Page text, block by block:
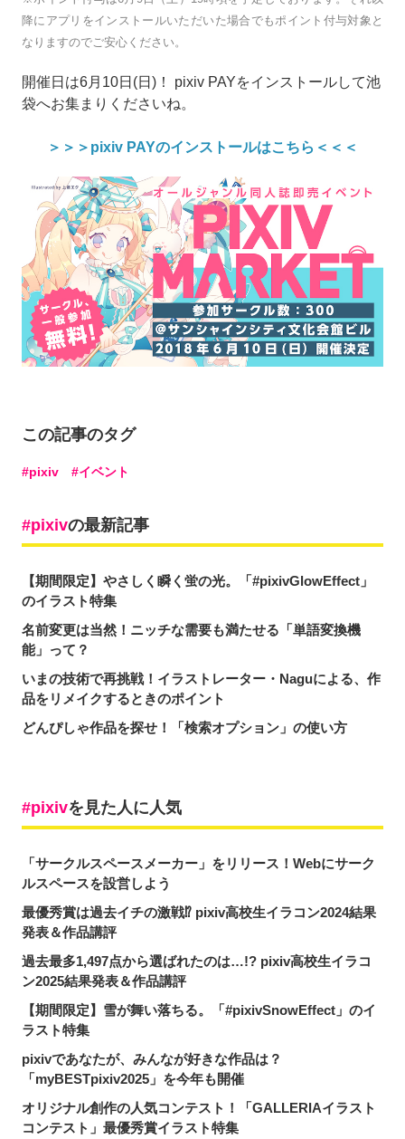
降にアプリをインストールいただいた場合でもポイント付与対象と
なりますのでご安心ください。
開催日は6月10日(日)！ pixiv PAYをインストールして池
袋へお集まりくださいね。
＞＞＞pixiv PAYのインストールはこちら＜＜＜
この記事のタグ
pixiv イベント
pixivの最新記事
【期間限定】やさしく瞬く蛍の光。「#pixivGlowEffect」
のイラスト特集
名前変更は当然！ニッチな需要も満たせる「単語変換機
能」って？
いまの技術で再挑戦！イラストレーター・Naguによる、作
品をリメイクするときのポイント
どんぴしゃ作品を探せ！「検索オプション」の使い方
pixivを見た人に人気
「サークルスペースメーカー」をリリース！Webにサーク
ルスペースを設営しよう
最優秀賞は過去イチの激戦⁉ pixiv高校生イラコン2024結果
発表＆作品講評
過去最多1,497点から選ばれたのは…!? pixiv高校生イラコ
ン2025結果発表＆作品講評
【期間限定】雪が舞い落ちる。「#pixivSnowEffect」のイ
ラスト特集
pixivであなたが、みんなが好きな作品は？
「myBESTpixiv2025」を今年も開催
オリジナル創作の人気コンテスト！「GALLERIAイラスト
コンテスト」最優秀賞イラスト特集